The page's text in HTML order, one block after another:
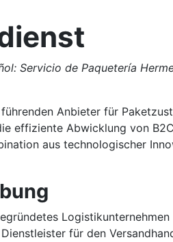
Servicio de Paquetería
Anbieter für
effiziente Abwicklung von
aus technologischer
für den